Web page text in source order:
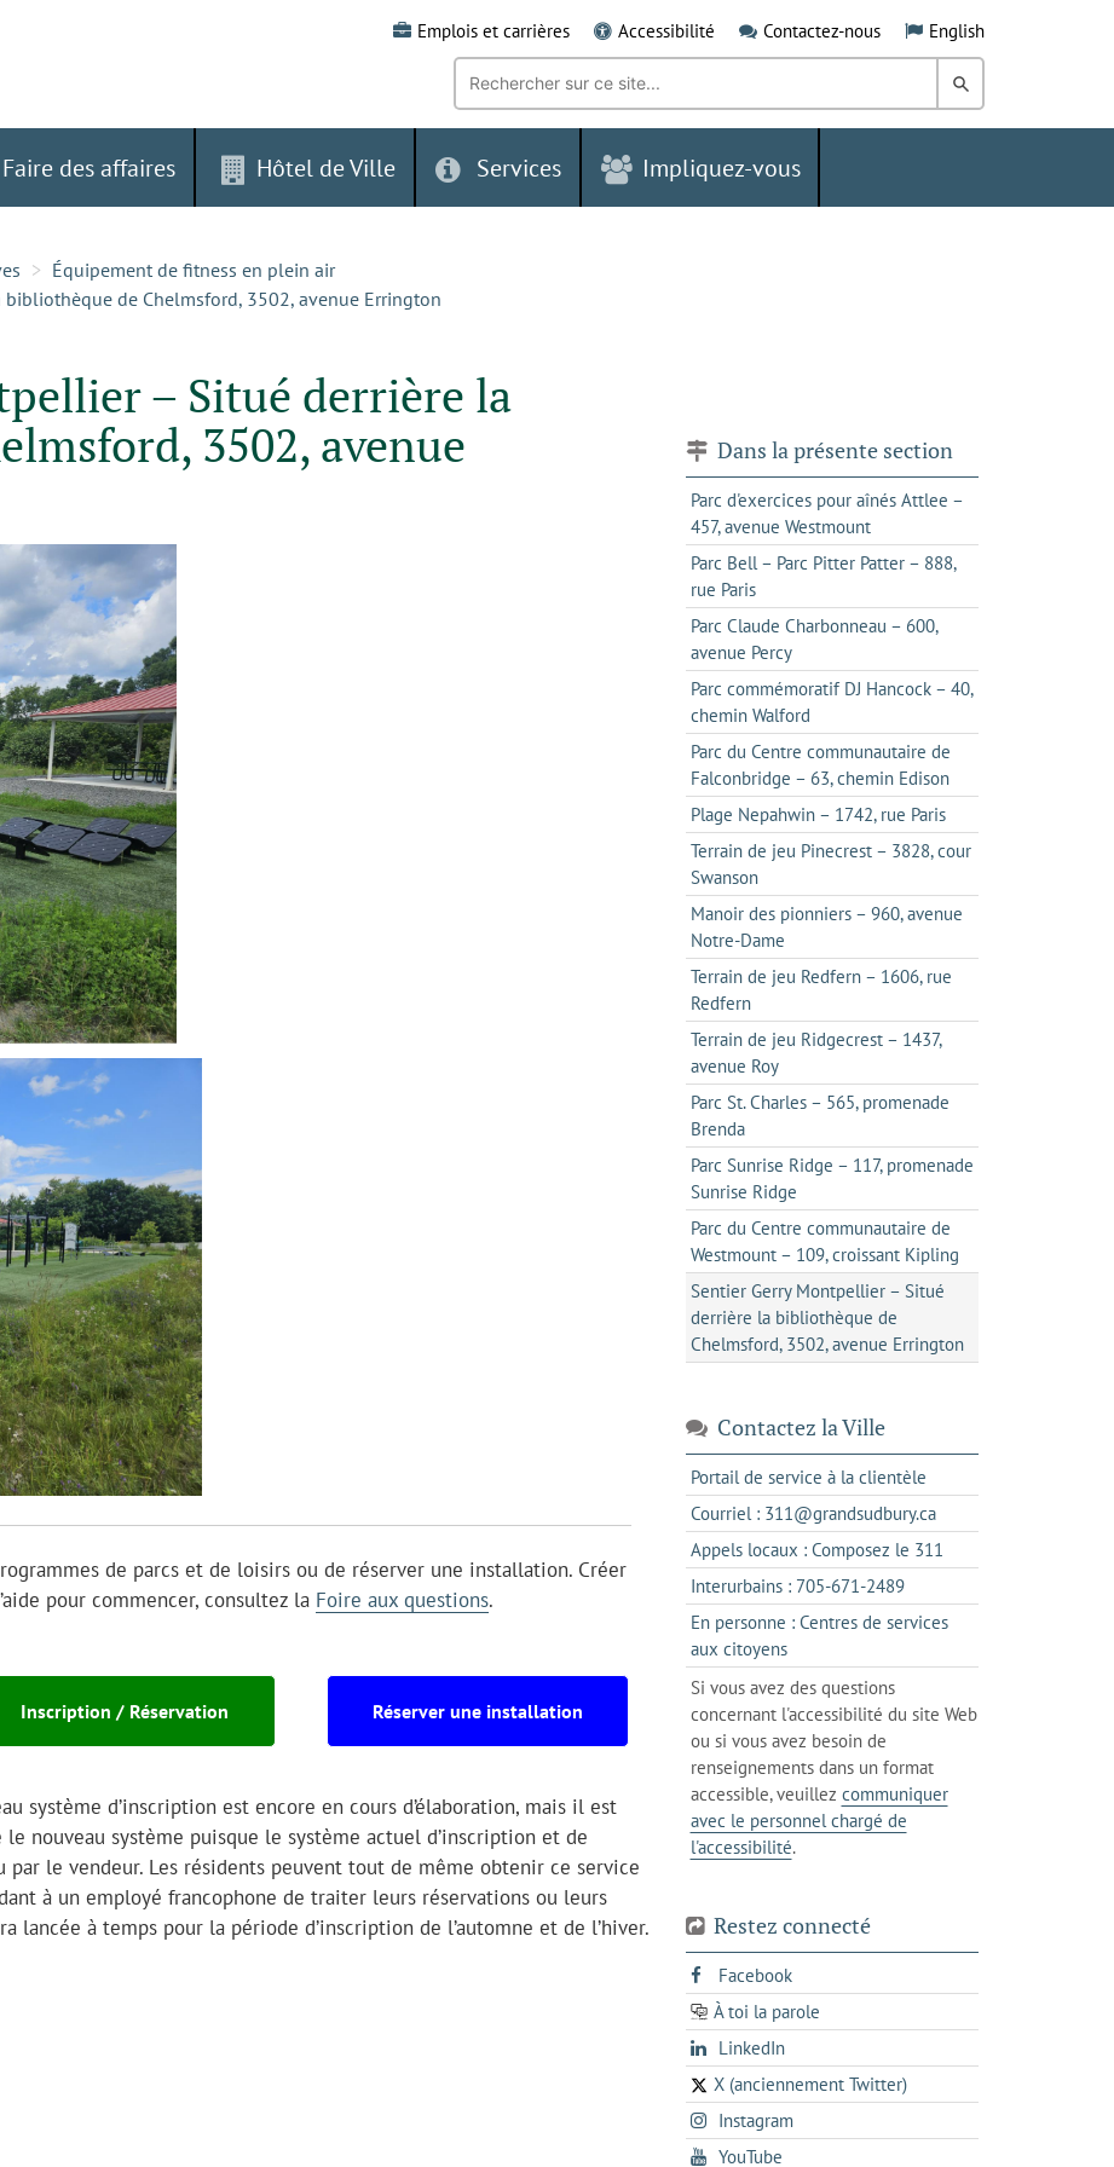
Emplois et carrières Accessibilité Contactez-nous English
Recherche
mot-
clé:
Rechercher
dans
Grand
Faire des affaires Hôtel de Ville Services Impliquez-vous
Équipement de fitness en plein air
de Chelmsford, 3502, avenue Errington
– Situé derrière la
3502, avenue
de parcs et de loisirs ou de réserver une installation. Créer
pour commencer, consultez la Foire aux questions.
Inscription / Réservation Réserver une installation
système d’inscription est encore en cours d’élaboration, mais il est
nouveau système puisque le système actuel d’inscription et de
par le vendeur. Les résidents peuvent tout de même obtenir ce service
à un employé francophone de traiter leurs réservations ou leurs
lancée à temps pour la période d’inscription de l’automne et de l’hiver.
Dans la présente section
Parc d'exercices pour aînés Attlee –
457, avenue Westmount
Parc Bell – Parc Pitter Patter – 888,
rue Paris
Parc Claude Charbonneau – 600,
avenue Percy
Parc commémoratif DJ Hancock – 40,
chemin Walford
Parc du Centre communautaire de
Falconbridge – 63, chemin Edison
Plage Nepahwin – 1742, rue Paris
Terrain de jeu Pinecrest – 3828, cour
Swanson
Manoir des pionniers – 960, avenue
Notre-Dame
Terrain de jeu Redfern – 1606, rue
Redfern
Terrain de jeu Ridgecrest – 1437,
avenue Roy
Parc St. Charles – 565, promenade
Brenda
Parc Sunrise Ridge – 117, promenade
Sunrise Ridge
Parc du Centre communautaire de
Westmount – 109, croissant Kipling
Sentier Gerry Montpellier – Situé
derrière la bibliothèque de
Chelmsford, 3502, avenue Errington
Contactez la Ville
Portail de service à la clientèles'ouvre
dans
un
nouvel
Courriel : 311@grandsudbury.cas'ouvre
dans
votre
de
Appels locaux : Composez le 311
dans
un
client
téléphone
Interurbains : 705-671-2489s'ouvre
dans
client
votre
En personne : Centres de services
aux citoyenss'ouvre
dans
l'onglet
actuel
Si vous avez des questions
concernant l'accessibilité du site Web
ou si vous avez besoin de
renseignements dans un format
accessible, veuillez communiquer
avec le personnel chargé de
l'accessibilité.
Restez connecté
Facebooks'ouvre
dans
un
onglet
À toi la parole
opens
in
a
new
tab
LinkedInopens
in
a
new
X (anciennement Twitter)
s'ouvre
dans
un
Instagrams'ouvre
dans
YouTubes'ouvre